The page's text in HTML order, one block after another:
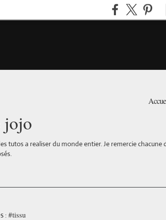
jojo
tutos a realiser du monde entier. Je remercie
: #tissu